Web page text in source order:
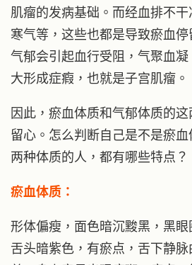
肌瘤的发病基础。而经血排不
寒气等，这些也都是导致瘀血停
气郁会引起血行受阻，气聚血
大形成症瘕，也就是子宫肌瘤。
因此，瘀血体质和气郁体质的
留心。怎么判断自己是不是瘀
两种体质的人，都有哪些特点？
瘀血体质：
形体偏瘦，面色暗沉黢黑，黑眼
舌头暗紫色，有瘀点，舌下静